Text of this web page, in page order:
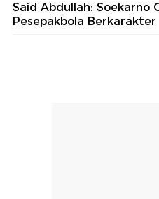
Said Abdullah: Soekarno
Pesepakbola Berkarakter